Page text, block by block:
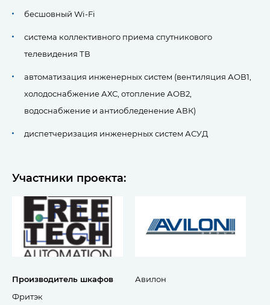
бесшовный Wi-Fi
система коллективного приема спутникового
телевидения ТВ
автоматизация инженерных систем (вентиляция АОВ1,
холодоснабжение АХС, отопление АОВ2,
водоснабжение и антиобледенение АВК)
диспетчеризация инженерных систем АСУД
Участники проекта:
Производитель шкафов
Фритэк
Авилон